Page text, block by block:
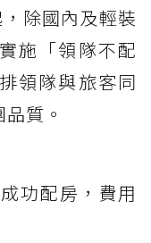
除國內及輕裝
施「領隊不配
領隊與旅客同
質。
功配房，費用